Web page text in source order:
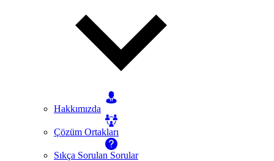
Hakkımızda
Çözüm Ortakları
Sıkça Sorulan Sorular